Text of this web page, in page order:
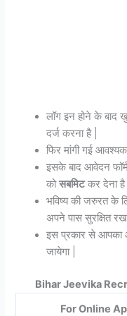
लॉग इन होने के बाद
दर्ज करना है |
फिर मांगी गई
इसके बाद आवेदन
कोसबमिटकर देना है |
भविष्य की जरुरत के
अपने पास सुरक्षित
इस प्रकार से
जायेगा |
Bihar Jeevika
For Online